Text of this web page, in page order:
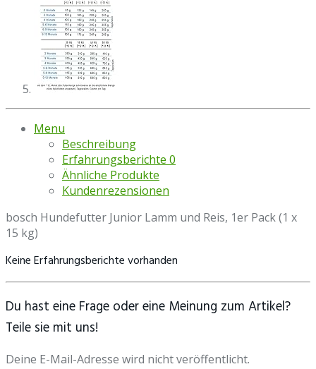
Menu
Beschreibung
Erfahrungsberichte 0
Ähnliche Produkte
Kundenrezensionen
bosch Hundefutter Junior Lamm und Reis, 1er Pack (1 x
15 kg)
Keine Erfahrungsberichte vorhanden
Du hast eine Frage oder eine Meinung zum Artikel?
Teile sie mit uns!
Deine E-Mail-Adresse wird nicht veröffentlicht.